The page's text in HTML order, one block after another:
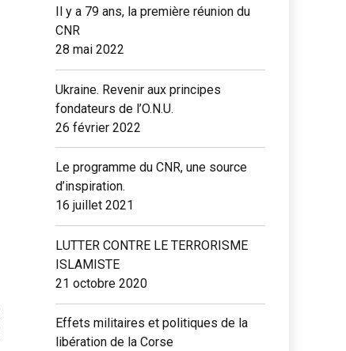
Il y a 79 ans, la première réunion du
CNR
28 mai 2022
Ukraine. Revenir aux principes
fondateurs de l’O.N.U.
26 février 2022
Le programme du CNR, une source
d’inspiration.
16 juillet 2021
LUTTER CONTRE LE TERRORISME
ISLAMISTE
21 octobre 2020
Effets militaires et politiques de la
libération de la Corse